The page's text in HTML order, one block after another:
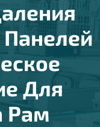
Для
Рам